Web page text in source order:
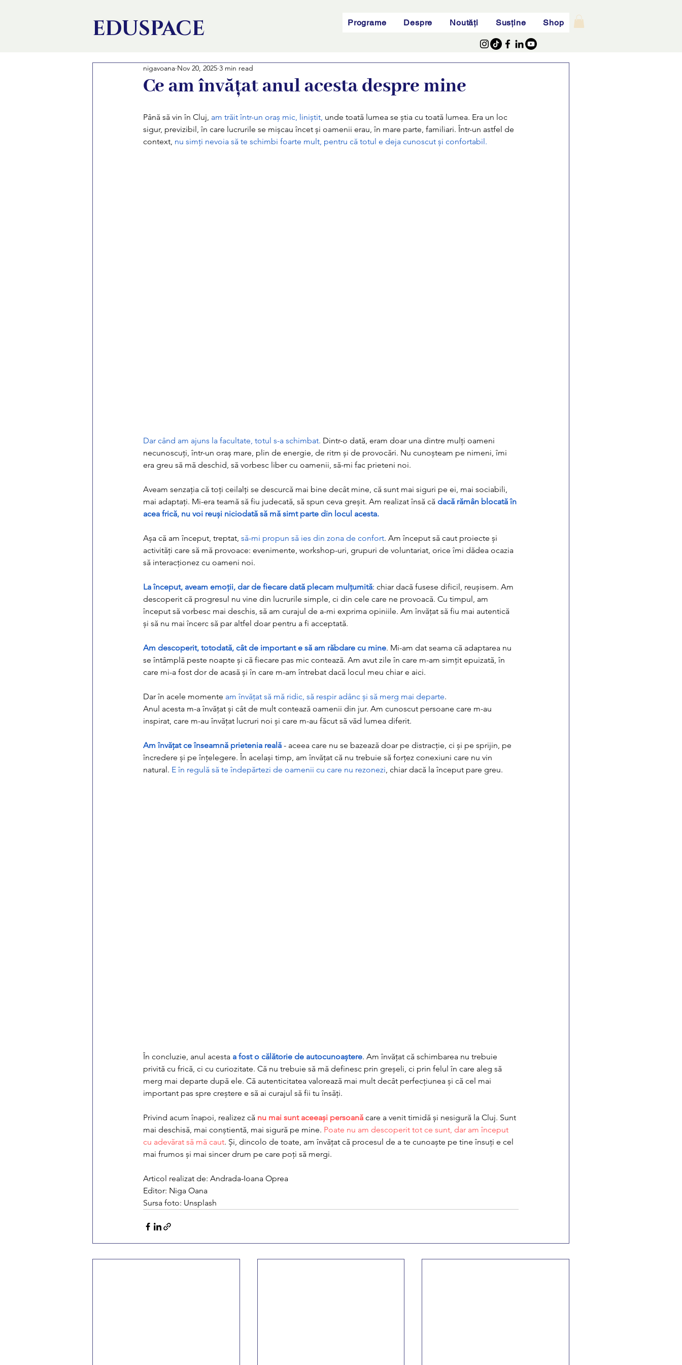
EDUSPACE Programe Despre Noutăți Susține Shop
Ce am învățat anul acesta despre mine
nigavoana Nov 20, 2025 3 min read
Până să vin în Cluj, am trăit într-un oraș mic, liniștit, unde toată lumea se știa cu toată lumea. Era un loc
sigur, previzibil, în care lucrurile se mișcau încet și oamenii erau, în mare parte, familiari. Într-un astfel de
context, nu simți nevoia să te schimbi foarte mult, pentru că totul e deja cunoscut și confortabil.
Dar când am ajuns la facultate, totul s-a schimbat. Dintr-o dată, eram doar una dintre mulți oameni
necunoscuți, într-un oraș mare, plin de energie, de ritm și de provocări. Nu cunoșteam pe nimeni, îmi
era greu să mă deschid, să vorbesc liber cu oamenii, să-mi fac prieteni noi.
Aveam senzația că toți ceilalți se descurcă mai bine decât mine, că sunt mai siguri pe ei, mai sociabili,
mai adaptați. Mi-era teamă să fiu judecată, să spun ceva greșit. Am realizat însă că dacă rămân blocată în
acea frică, nu voi reuși niciodată să mă simt parte din locul acesta.
Așa că am început, treptat, să-mi propun să ies din zona de confort. Am început să caut proiecte și
activități care să mă provoace: evenimente, workshop-uri, grupuri de voluntariat, orice îmi dădea ocazia
să interacționez cu oameni noi.
La început, aveam emoții, dar de fiecare dată plecam mulțumită: chiar dacă fusese dificil, reușisem. Am
descoperit că progresul nu vine din lucrurile simple, ci din cele care ne provoacă. Cu timpul, am
început să vorbesc mai deschis, să am curajul de a-mi exprima opiniile. Am învățat să fiu mai autentică
și să nu mai încerc să par altfel doar pentru a fi acceptată.
Am descoperit, totodată, cât de important e să am răbdare cu mine. Mi-am dat seama că adaptarea nu
se întâmplă peste noapte și că fiecare pas mic contează. Am avut zile în care m-am simțit epuizată, în
care mi-a fost dor de acasă și în care m-am întrebat dacă locul meu chiar e aici.
Dar în acele momente am învățat să mă ridic, să respir adânc și să merg mai departe.
Anul acesta m-a învățat și cât de mult contează oamenii din jur. Am cunoscut persoane care m-au
inspirat, care m-au învățat lucruri noi și care m-au făcut să văd lumea diferit.
Am învățat ce înseamnă prietenia reală - aceea care nu se bazează doar pe distracție, ci și pe sprijin, pe
încredere și pe înțelegere. În același timp, am învățat că nu trebuie să forțez conexiuni care nu vin
natural. E în regulă să te îndepărtezi de oamenii cu care nu rezonezi , chiar dacă la început pare greu.
În concluzie, anul acesta a fost o călătorie de autocunoaștere. Am învățat că schimbarea nu trebuie
privită cu frică, ci cu curiozitate. Că nu trebuie să mă definesc prin greșeli, ci prin felul în care aleg să
merg mai departe după ele. Că autenticitatea valorează mai mult decât perfecțiunea și că cel mai
important pas spre creștere e să ai curajul să fii tu însăți.
Privind acum înapoi, realizez că nu mai sunt aceeași persoană care a venit timidă și nesigură la Cluj. Sunt
mai deschisă, mai conștientă, mai sigură pe mine. Poate nu am descoperit tot ce sunt, dar am început
cu adevărat să mă caut. Și, dincolo de toate, am învățat că procesul de a te cunoaște pe tine însuți e cel
mai frumos și mai sincer drum pe care poți să mergi.
Articol realizat de: Andrada-Ioana Oprea
Editor: Niga Oana
Sursa foto: Unsplash